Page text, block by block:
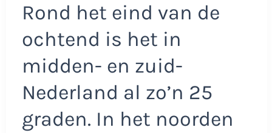
Rond het eind van de
ochtend is het in
midden- en zuid-
Nederland al zo’n 25
graden. In het noorden